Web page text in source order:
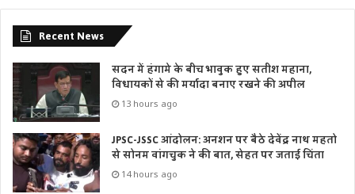
Recent News
सदन में हंगामे के बीच भावुक हुए सतीश महाना,
विधायकों से की मर्यादा बनाए रखने की अपील
13 hours ago
JPSC-JSSC आंदोलन: अनशन पर बैठे देवेंद्र नाथ महतो
से सोनम वांगचुक ने की बात, सेहत पर जताई चिंता
14 hours ago